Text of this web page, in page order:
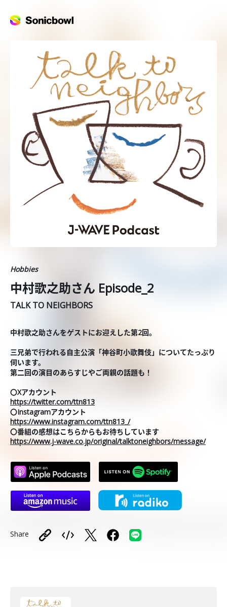
Hobbies
中村歌之助さん Episode_2
TALK TO NEIGHBORS
中村歌之助さんをゲストにお迎えした第2回。
三兄弟で行われる自主公演「神谷町小歌舞伎」についてたっぷり
伺います。
第二回の演目のあらすじやご両親の話題も！
〇Xアカウント
https://twitter.com/ttn813
〇Instagramアカウント
https://www.instagram.com/ttn813_/
〇番組の感想はこちらからもお待ちしています
https://www.j-wave.co.jp/original/talktoneighbors/message/
Share